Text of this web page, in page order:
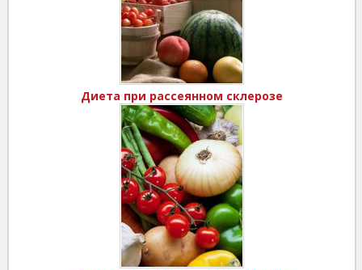
Диета при рассеянном склерозе